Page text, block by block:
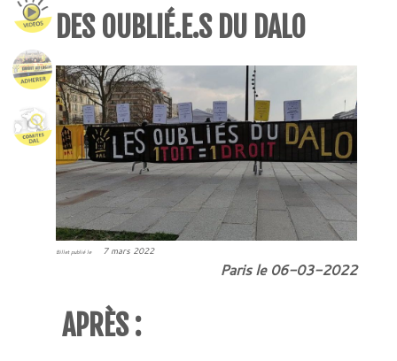
DES OUBLIÉ.E.S DU DALO
Billet publié le 7 mars 2022
Paris le 06-03-2022
APRÈS :